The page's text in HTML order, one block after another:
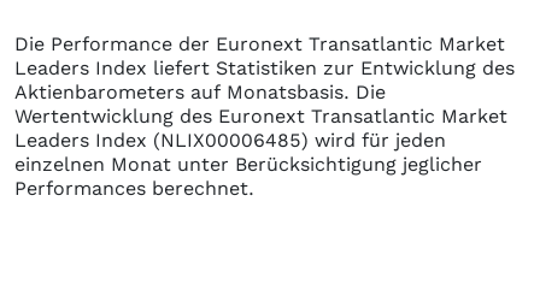
Die Performance der Euronext Transatlantic Market
Leaders Index liefert Statistiken zur Entwicklung des
Aktienbarometers auf Monatsbasis. Die
Wertentwicklung des Euronext Transatlantic Market
Leaders Index (NLIX00006485) wird für jeden
einzelnen Monat unter Berücksichtigung jeglicher
Performances berechnet.